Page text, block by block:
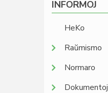
INFORMOJ
HeKo
Raŭmismo
Normaro
Dokumentoj